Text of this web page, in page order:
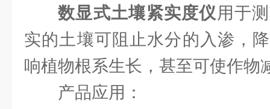
数显式土壤紧实度仪用于
实的土壤可阻止水分的入渗，
响植物根系生长，甚至可使作物
产品应用：